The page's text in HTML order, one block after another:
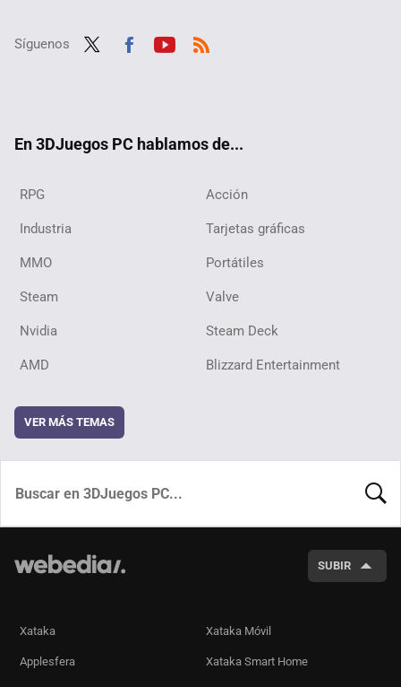
Síguenos
En 3DJuegos PC hablamos de...
RPG Acción
Industria Tarjetas gráficas
MMO Portátiles
Steam Valve
Nvidia Steam Deck
AMD Blizzard Entertainment
VER MÁS TEMAS
SUBIR
Xataka Xataka Móvil
Applesfera Xataka Smart Home